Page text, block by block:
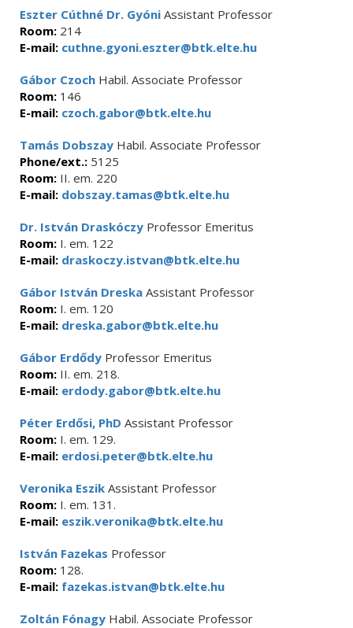
Eszter Cúthné Dr. Gyóni Assistant Professor
Room: 214
E-mail: cuthne.gyoni.eszter@btk.elte.hu
Gábor Czoch Habil. Associate Professor
Room: 146
E-mail: czoch.gabor@btk.elte.hu
Tamás Dobszay Habil. Associate Professor
Phone/ext.: 5125
Room: II. em. 220
E-mail: dobszay.tamas@btk.elte.hu
Dr. István Draskóczy Professor Emeritus
Room: I. em. 122
E-mail: draskoczy.istvan@btk.elte.hu
Gábor István Dreska Assistant Professor
Room: I. em. 120
E-mail: dreska.gabor@btk.elte.hu
Gábor Erdődy Professor Emeritus
Room: II. em. 218.
E-mail: erdody.gabor@btk.elte.hu
Péter Erdősi, PhD Assistant Professor
Room: I. em. 129.
E-mail: erdosi.peter@btk.elte.hu
Veronika Eszik Assistant Professor
Room: I. em. 131.
E-mail: eszik.veronika@btk.elte.hu
István Fazekas Professor
Room: 128.
E-mail: fazekas.istvan@btk.elte.hu
Zoltán Fónagy Habil. Associate Professor